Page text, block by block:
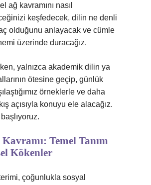
ağ kavramını nasıl
keşfedecek, dilin ne denli
olduğunu anlayacak ve cümle
üzerinde duracağız.
yalnızca akademik dilin ya
ötesine geçip, günlük
örneklerle ve daha
açısıyla konuyu ele alacağız.
başlıyoruz.
Kavramı: Temel Tanım
Kökenler
çoğunlukla sosyal